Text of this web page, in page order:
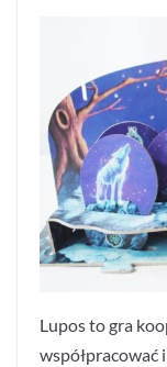
Lupos to gra
współpracować